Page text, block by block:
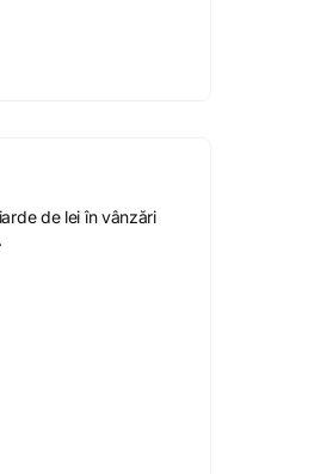
de lei în vânzări